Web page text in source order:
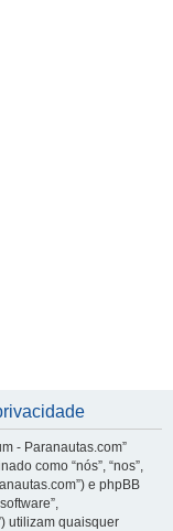
- Paranautas.com”
como “nós”, “nos”,
e phpBB
utilizam quaisquer